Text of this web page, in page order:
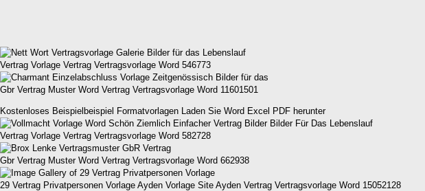
Vertrag Vorlage Vertrag Vertragsvorlage Word 546773
Gbr Vertrag Muster Word Vertrag Vertragsvorlage Word 11601501
Kostenloses Beispielbeispiel Formatvorlagen Laden Sie Word Excel PDF herunter
Vertrag Vorlage Vertrag Vertragsvorlage Word 582728
Gbr Vertrag Muster Word Vertrag Vertragsvorlage Word 662938
29 Vertrag Privatpersonen Vorlage Ayden Vorlage Site Ayden Vertrag Vertragsvorlage Word 15052128